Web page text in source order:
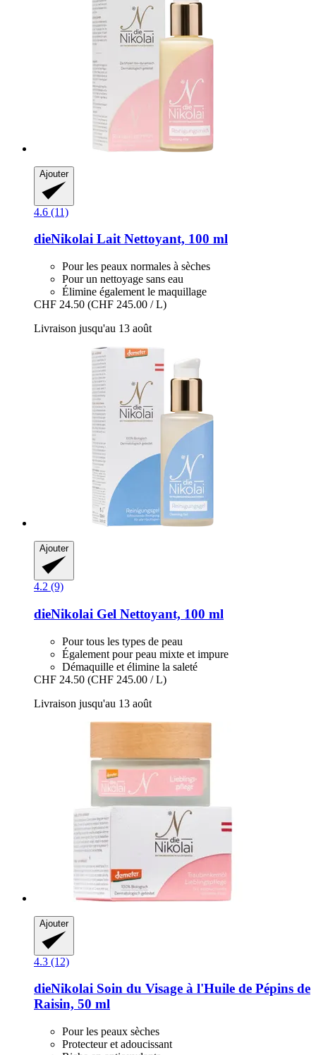
Ajouter
4.6 (11)
dieNikolai Lait Nettoyant, 100 ml
Pour les peaux normales à sèches
Pour un nettoyage sans eau
Élimine également le maquillage
CHF 24.50 (CHF 245.00 / L)
Livraison jusqu'au 13 août
Ajouter
4.2 (9)
dieNikolai Gel Nettoyant, 100 ml
Pour tous les types de peau
Également pour peau mixte et impure
Démaquille et élimine la saleté
CHF 24.50 (CHF 245.00 / L)
Livraison jusqu'au 13 août
Ajouter
4.3 (12)
dieNikolai Soin du Visage à l'Huile de Pépins de
Raisin, 50 ml
Pour les peaux sèches
Protecteur et adoucissant